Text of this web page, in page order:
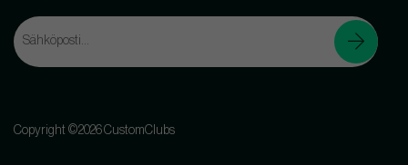
Copyright ©2026 CustomClubs